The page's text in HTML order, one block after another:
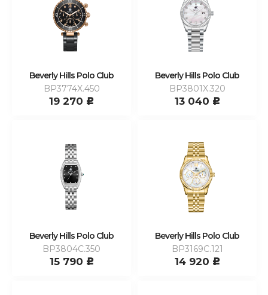
Beverly Hills Polo Club
BP3774X.450
19 270 c
Beverly Hills Polo Club
BP3801X.320
13 040 c
Beverly Hills Polo Club
BP3804C.350
15 790 c
Beverly Hills Polo Club
BP3169C.121
14 920 c